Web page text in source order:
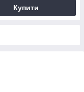
Купити